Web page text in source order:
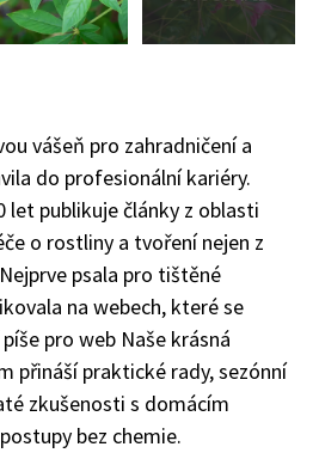
vášeň pro zahradničení a
do profesionální kariéry.
let publikuje články z oblasti
o rostliny a tvoření nejen z
psala pro tištěné
na webech, které se
pro web Naše krásná
přináší praktické rady, sezónní
zkušenosti s domácím
bez chemie.